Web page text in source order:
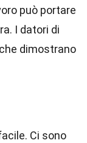
può portare
I datori di
dimostrano
Ci sono